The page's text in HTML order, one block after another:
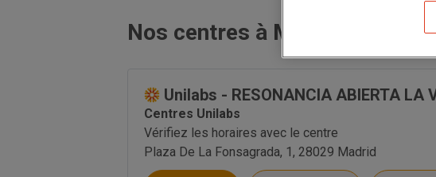
Nos centres à Madrid
Unilabs - RESONANCIA ABIERTA LA
Centres Unilabs
Vérifiez les horaires avec le centre
Plaza De La Fonsagrada, 1, 28029 Madrid